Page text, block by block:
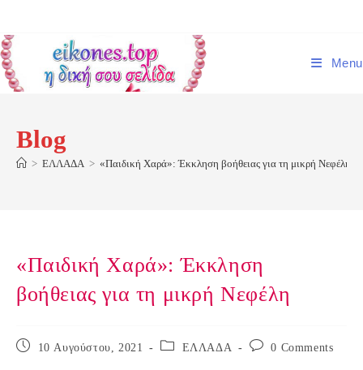
content
Menu
Blog
> ΕΛΛΑΔΑ > «Παιδική Χαρά»: Έκκληση βοήθειας για τη μικρή Νεφέλη
«Παιδική Χαρά»: Έκκληση
βοήθειας για τη μικρή Νεφέλη
Post
10 Αυγούστου, 2021
Post
ΕΛΛΑΔΑ
Post 0 Comments